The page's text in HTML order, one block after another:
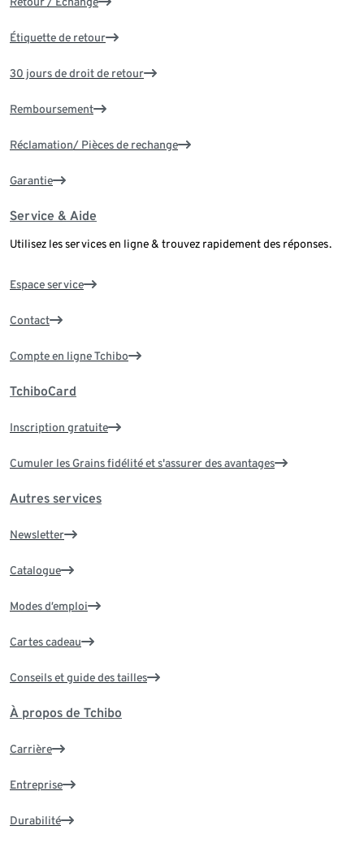
Étiquette de retour
30 jours de droit de retour
Remboursement
Réclamation/ Pièces de rechange
Garantie
Service & Aide
Utilisez les services en ligne & trouvez rapidement des réponses.
Espace service
Contact
Compte en ligne Tchibo
TchiboCard
Inscription gratuite
Cumuler les Grains fidélité et s'assurer des avantages
Autres services
Newsletter
Catalogue
Modes d’emploi
Cartes cadeau
Conseils et guide des tailles
À propos de Tchibo
Carrière
Entreprise
Durabilité